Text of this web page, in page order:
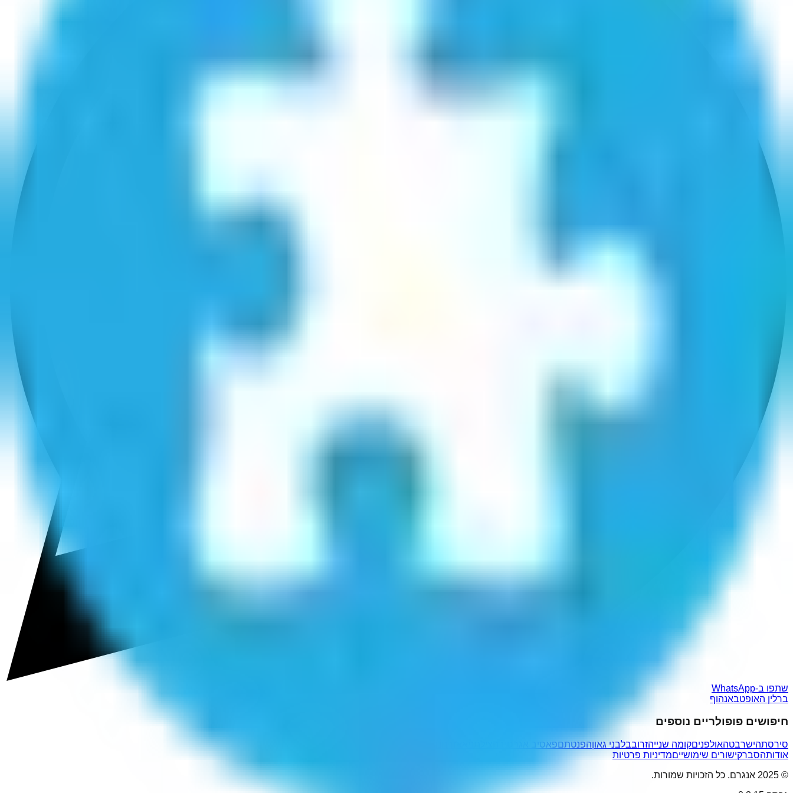
שתפו ב-WhatsApp
ברלין האופטבאנהוף
חיפושים פופולריים נוספים
סירסתהישרבטהאולפניםקומה שנייהזרובבלבני גאוןהפנטתםפאסיב אגרסיב
אודותהסברקישורים שימושייםמדיניות פרטיות
© 2025 אנגרם. כל הזכויות שמורות.